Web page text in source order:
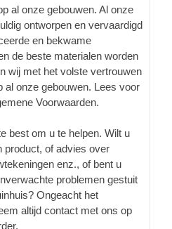
al onze gebouwen. Al onze
ontworpen en vervaardigd
en bekwame
de beste materialen worden
wij met het volste vertrouwen
al onze gebouwen. Lees voor
Voorwaarden.
best om u te helpen. Wilt u
product, of advies over
enz., of bent u
problemen gestuit
Ongeacht het
altijd contact met ons op